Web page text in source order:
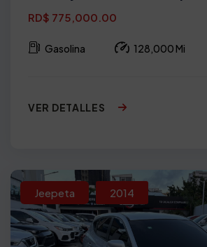
RD$ 775,000.00
Gasolina 128,000 Mi
VER DETALLES
Jeepeta 2014